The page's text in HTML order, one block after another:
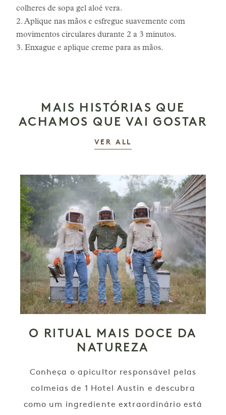
colheres de sopa gel aloé vera.
2. Aplique nas mãos e esfregue suavemente com
movimentos circulares durante 2 a 3 minutos.
3. Enxague e aplique creme para as mãos.
MAIS HISTÓRIAS QUE
ACHAMOS QUE VAI GOSTAR
VER ALL
O RITUAL MAIS DOCE DA
NATUREZA
Conheça o apicultor responsável pelas
colmeias de 1 Hotel Austin e descubra
como um ingrediente extraordinário está